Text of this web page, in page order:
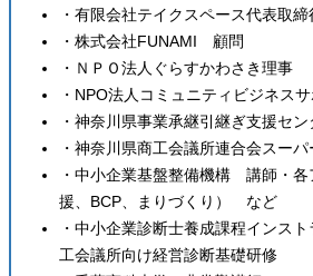
・有限会社テイクスペース代表取締
・株式会社FUNAMI 顧問
・ＮＰＯ法人ぐらすかわさき理事
・NPO法人コミュニティビジネス
・神奈川県事業承継引継ぎ支援セ
・神奈川県商工会議所連合会スー
・中小企業基盤整備機構 講師・各
援、BCP、まりづくり） など
・中小企業診断士養成課程インス
工会議所向け経営診断基礎研修